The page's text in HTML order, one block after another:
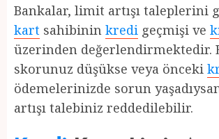
Bankalar, limit artışı taleplerini
kart sahibinin kredi geçmişi ve
üzerinden değerlendirmektedir.
skorunuz düşükse veya önceki
ödemelerinizde sorun
artışı talebiniz reddedilebilir.